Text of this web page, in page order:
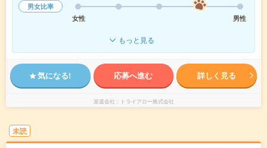
男女比率
女性
男性
もっと見る
気になる! 応募へ進む 詳しく見る
派遣会社 トライアロー株式会社
未読